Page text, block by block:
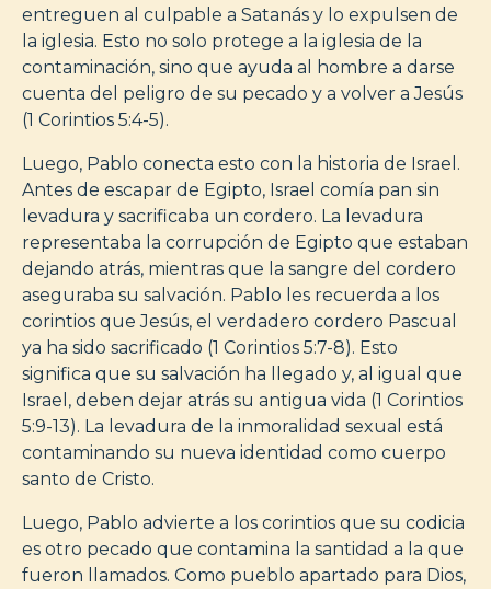
entreguen al culpable a Satanás y lo expulsen de
la iglesia. Esto no solo protege a la iglesia de la
contaminación, sino que ayuda al hombre a darse
cuenta del peligro de su pecado y a volver a Jesús
(1 Corintios 5:4-5).
Luego, Pablo conecta esto con la historia de Israel.
Antes de escapar de Egipto, Israel comía pan sin
levadura y sacrificaba un cordero. La levadura
representaba la corrupción de Egipto que estaban
dejando atrás, mientras que la sangre del cordero
aseguraba su salvación. Pablo les recuerda a los
corintios que Jesús, el verdadero cordero Pascual
ya ha sido sacrificado (1 Corintios 5:7-8). Esto
significa que su salvación ha llegado y, al igual que
Israel, deben dejar atrás su antigua vida (1 Corintios
5:9-13). La levadura de la inmoralidad sexual está
contaminando su nueva identidad como cuerpo
santo de Cristo.
Luego, Pablo advierte a los corintios que su codicia
es otro pecado que contamina la santidad a la que
fueron llamados. Como pueblo apartado para Dios,